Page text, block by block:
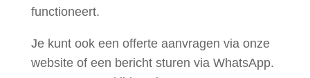
functioneert.
Je kunt ook een offerte aanvragen via onze
website of een bericht sturen via WhatsApp.